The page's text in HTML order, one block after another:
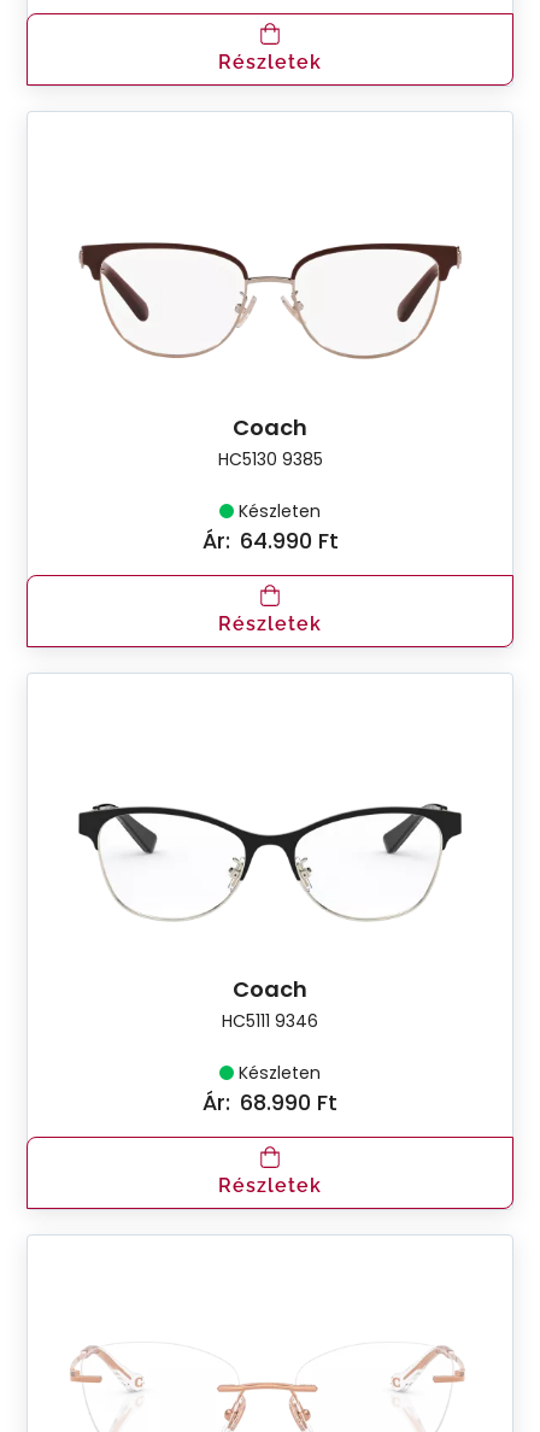
Részletek
Coach
HC5130 9385
Készleten
Ár: 64.990 Ft
Részletek
Coach
HC5111 9346
Készleten
Ár: 68.990 Ft
Részletek